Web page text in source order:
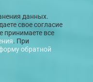
данных.
свое согласие
принимаете все
. При
обратной